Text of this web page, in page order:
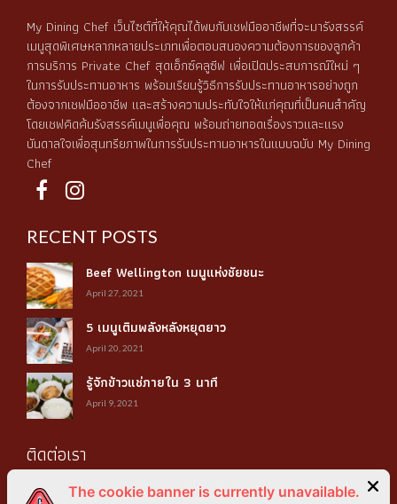
My Dining Chef เว็บไซต์ที่ให้คุณได้พบกับเชฟมืออาชีพที่จะมารังสรรค์
เมนูสุดพิเศษหลากหลายประเภทเพื่อตอบสนองความต้องการของลูกค้า
การบริการ Private Chef สุดเอ็กซ์คลูซีฟ เพื่อเปิดประสบการณ์ใหม่ ๆ
ในการรับประทานอาหาร พร้อมเรียนรู้วิธีการรับประทานอาหารอย่างถูก
ต้องจากเชฟมืออาชีพ และสร้างความประทับใจให้แก่คุณที่เป็นคนสำคัญ
โดยเชฟคิดค้นรังสรรค์เมนูเพื่อคุณ พร้อมถ่ายทอดเรื่องราวและแรง
บันดาลใจเพื่อสุนทรียภาพในการรับประทานอาหารในแบบฉบับ My Dining
Chef
RECENT POSTS
Beef Wellington เมนูแห่งชัยชนะ
April 27, 2021
5 เมนูเติมพลังหลังหยุดยาว
April 20, 2021
รู้จักข้าวแช่ภายใน 3 นาที
April 9, 2021
ติดต่อเรา
3 ซอย 23 ถนนเฉลิมพระเกียรติ ร.9 แขวงหนองบอน เขตประเวศ
The cookie banner is currently unavailable.